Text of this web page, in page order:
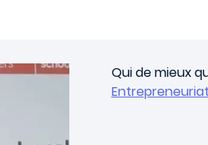
Qui de mieux